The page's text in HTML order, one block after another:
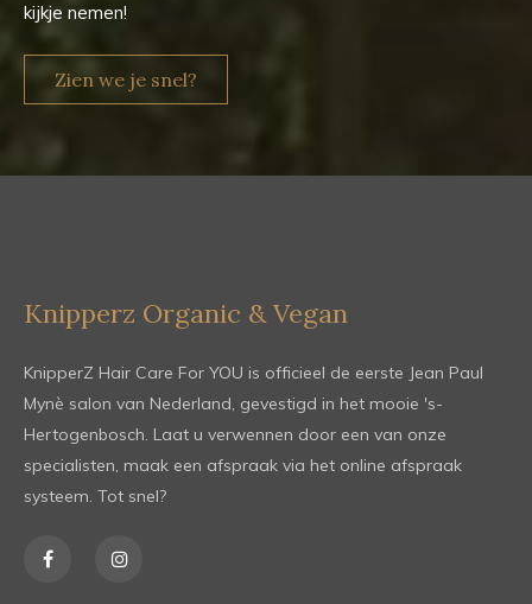
kijkje nemen!
Zien we je snel?
Knipperz Organic & Vegan
KnipperZ Hair Care For YOU is officieel de eerste Jean Paul
Mynè salon van Nederland, gevestigd in het mooie 's-
Hertogenbosch. Laat u verwennen door een van onze
specialisten, maak een afspraak via het online afspraak
systeem. Tot snel?